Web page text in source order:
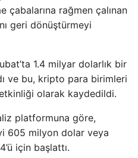
rağmen çalınan
geri dönüştürmeyi
1.4 milyar dolarlık bir
ve bu, kripto para birimleri
olarak kaydedildi.
platformuna göre,
605 milyon dolar veya
için başlattı.